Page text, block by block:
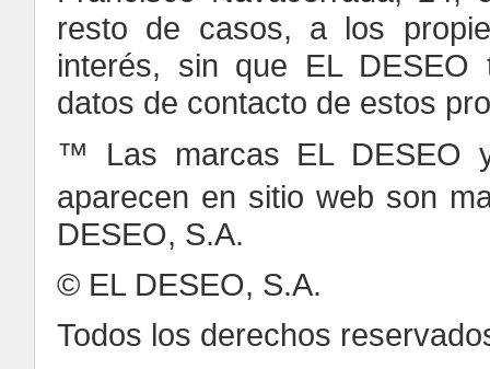
resto de casos, a los
interés, sin que EL DESEO
datos de contacto de estos
™ Las marcas EL
aparecen en sitio web son
DESEO, S.A.
© EL DESEO, S.A.
Todos los derechos